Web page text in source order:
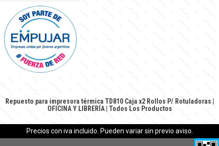
Repuesto para impresora térmica TD810 Caja x2 Rollos P/ Rotuladoras
OFICINA Y LIBRERÍA| Todos Los Productos
Precios con iva incluido. Pueden variar sin previo aviso.